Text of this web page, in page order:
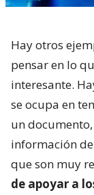
Hay otros
pensar en lo
interesante.
se ocupa en
un
información
que son muy
de apoyar a